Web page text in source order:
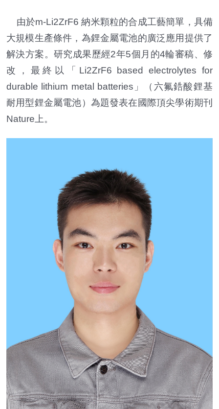
由於m-Li2ZrF6 納米顆粒的合成工藝簡單，具備
大規模生產條件，為鋰金屬電池的廣泛應用提供了
解決方案。研究成果歷經2年5個月的4輪審稿、修
改，最終以「Li2ZrF6 based electrolytes for
durable lithium metal batteries」（六氟鋯酸鋰基
耐用型鋰金屬電池）為題發表在國際頂尖學術期刊
Nature上。